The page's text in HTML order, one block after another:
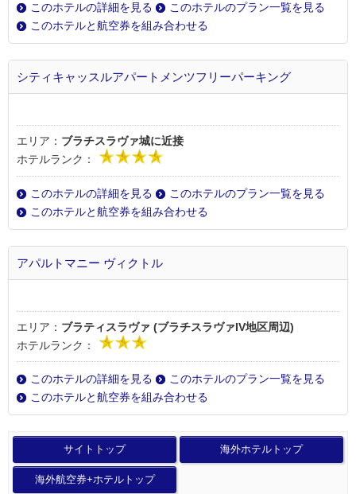
このホテルの詳細を見る
このホテルのプラン一覧を見る
このホテルと航空券を組み合わせる
シティキャッスルアパートメンツフリーパーキング
エリア： ブラチスラヴァ城に近接
ホテルランク：
このホテルの詳細を見る
このホテルのプラン一覧を見る
このホテルと航空券を組み合わせる
アパルトマニー ヴィクトル
エリア： ブラティスラヴァ (ブラチスラヴァIV地区周辺)
ホテルランク：
このホテルの詳細を見る
このホテルのプラン一覧を見る
このホテルと航空券を組み合わせる
サイトトップ 海外ホテルトップ
海外航空券+ホテルトップ